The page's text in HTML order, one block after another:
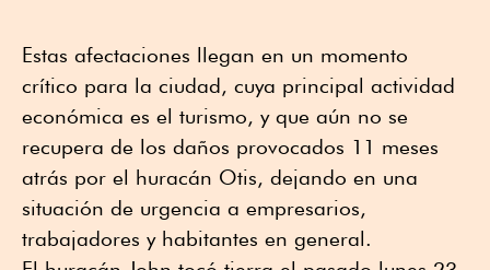
Estas afectaciones llegan en un momento
crítico para la ciudad, cuya principal actividad
económica es el turismo, y que aún no se
recupera de los daños provocados 11 meses
atrás por el huracán Otis, dejando en una
situación de urgencia a empresarios,
trabajadores y habitantes en general.